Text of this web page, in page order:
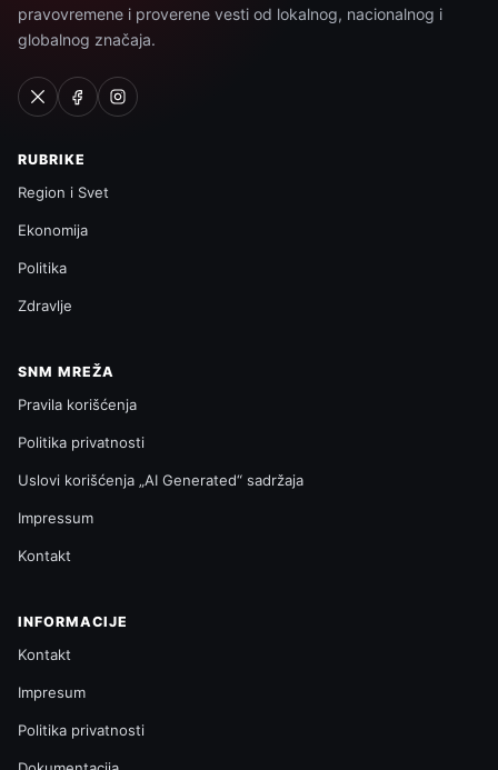
pravovremene i proverene vesti od lokalnog, nacionalnog i
globalnog značaja.
RUBRIKE
Region i Svet
Ekonomija
Politika
Zdravlje
SNM MREŽA
Pravila korišćenja
Politika privatnosti
Uslovi korišćenja „AI Generated“ sadržaja
Impressum
Kontakt
INFORMACIJE
Kontakt
Impresum
Politika privatnosti